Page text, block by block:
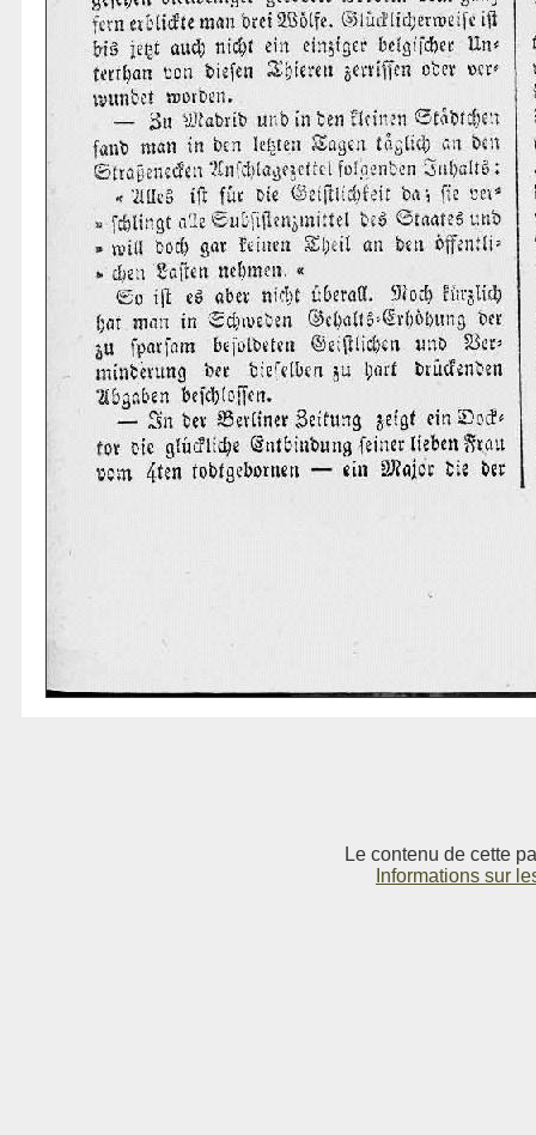
Le contenu de cette
Informations sur